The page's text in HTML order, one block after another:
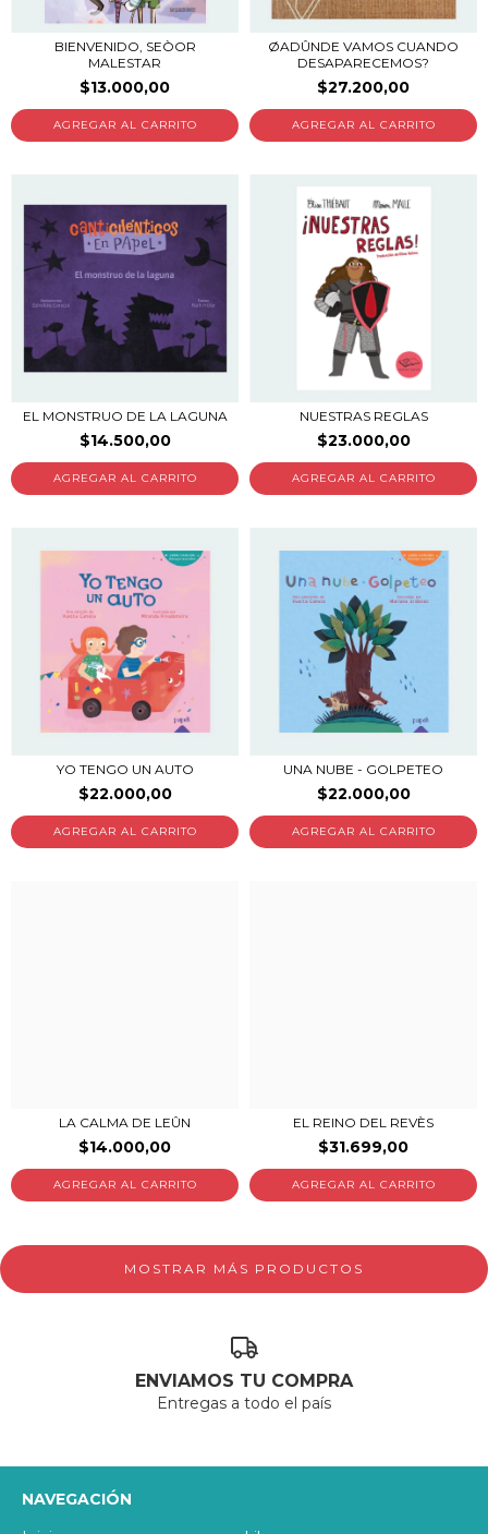
BIENVENIDO, SEÒOR
MALESTAR
$13.000,00
ØADÛNDE VAMOS CUANDO
DESAPARECEMOS?
$27.200,00
EL MONSTRUO DE LA LAGUNA
$14.500,00
NUESTRAS REGLAS
$23.000,00
YO TENGO UN AUTO
$22.000,00
UNA NUBE - GOLPETEO
$22.000,00
LA CALMA DE LEÛN
$14.000,00
EL REINO DEL REVÈS
$31.699,00
MOSTRAR MÁS PRODUCTOS
ENVIAMOS TU COMPRA
Entregas a todo el país
NAVEGACIÓN